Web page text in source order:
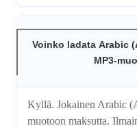
Voinko ladata Arabic
MP3-
Kyllä. Jokainen Arabic
muotoon maksutta.